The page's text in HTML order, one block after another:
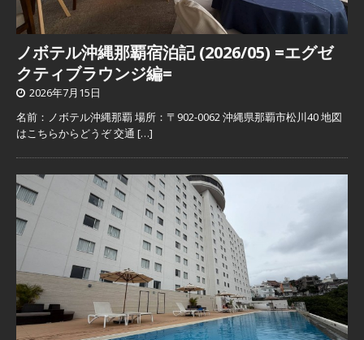
ノボテル沖縄那覇宿泊記 (2026/05) =エグゼ
クティブラウンジ編=
2026年7月15日
名前：ノボテル沖縄那覇 場所：〒902-0062 沖縄県那覇市松川40 地図
はこちらからどうぞ 交通 […]